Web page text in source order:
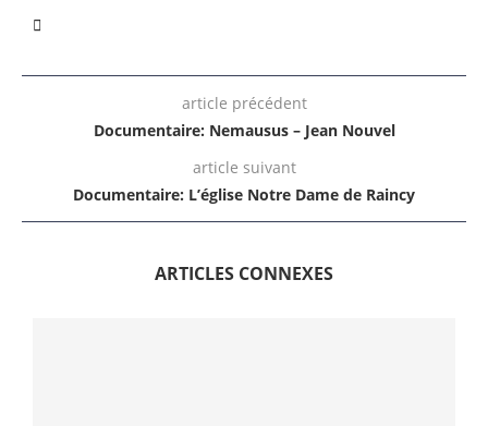
article précédent
Documentaire: Nemausus – Jean Nouvel
article suivant
Documentaire: L’église Notre Dame de Raincy
ARTICLES CONNEXES